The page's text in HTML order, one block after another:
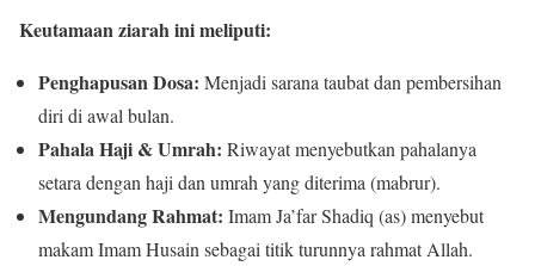
Keutamaan ziarah ini meliputi:
Penghapusan Dosa: Menjadi sarana taubat dan pembersihan
diri di awal bulan.
Pahala Haji & Umrah: Riwayat menyebutkan pahalanya
setara dengan haji dan umrah yang diterima (mabrur).
Mengundang Rahmat: Imam Ja’far Shadiq (as) menyebut
makam Imam Husain sebagai titik turunnya rahmat Allah.